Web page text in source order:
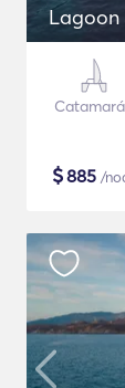
Lagoon
$885 /